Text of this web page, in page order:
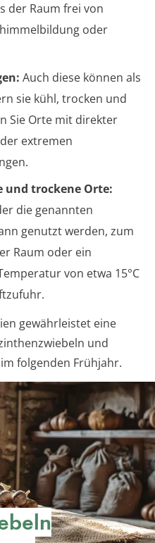
der Raum frei von
oder
Auch diese können als
sie kühl, trocken und
Sie Orte mit direkter
extremen
und trockene Orte:
die genannten
genutzt werden, zum
Raum oder ein
von etwa 15°C
gewährleistet eine
und
folgenden Frühjahr.